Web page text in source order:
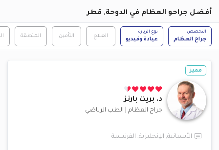
أفضل جراحو العظام في الدوحة, قطر
التخصص
جراح العظام
نوع الزيارة
عيادة وفيديو
العلاج التأمين المنطقة
مميز
د. بريت بارنز
جراح العظام الطب الرياضي
الأسبانية, الإنجليزية, الفرنسية